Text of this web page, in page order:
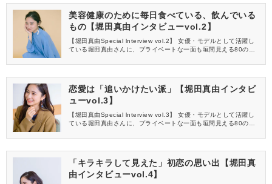
美容健康のために毎日食べている、飲んでいる
もの【堀田真由インタビューvol.2】
【堀田真由Special lnterview vol.2】 女優・モデルとして活躍し
ている堀田真由さんに、プライベートな一面も垣間見える80の質
恋愛は「追いかけたい派」【堀田真由インタビ
ューvol.3】
【堀田真由Special lnterview vol.3】 女優・モデルとして活躍し
ている堀田真由さんに、プライベートな一面も垣間見える80の質
「キラキラして見えた」初恋の思い出【堀田真
由インタビューvol.4】